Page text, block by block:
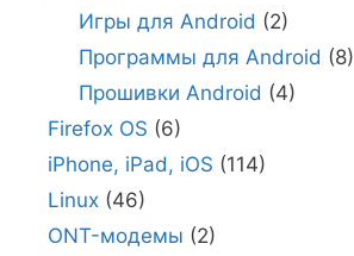
Игры для Android (2)
Программы для Android (8)
Прошивки Android (4)
Firefox OS (6)
iPhone, iPad, iOS (114)
Linux (46)
ONT-модемы (2)